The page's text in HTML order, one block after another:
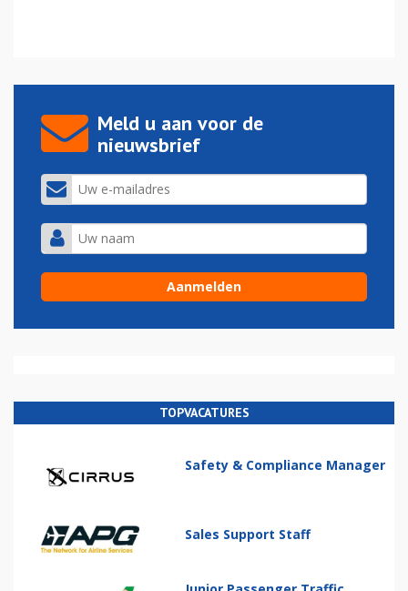
Meld u aan voor de
nieuwsbrief
TOPVACATURES
Safety & Compliance Manager
Sales Support Staff